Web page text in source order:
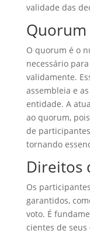
validade das
Quorum
O quorum é o
necessário
validamente.
assembleia e
entidade. A
ao quorum,
de
tornando
Direitos
Os
garantidos,
voto. É
cientes de